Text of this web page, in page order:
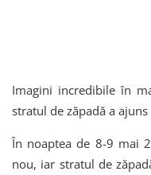
Imagini incredibile în
stratul de zăpadă a
În noaptea de 8-9 mai
nou, iar stratul de